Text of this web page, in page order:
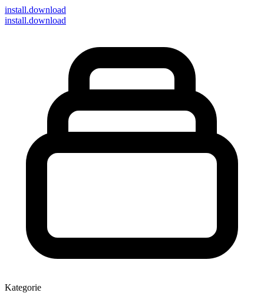
install.download
install.download
Kategorie